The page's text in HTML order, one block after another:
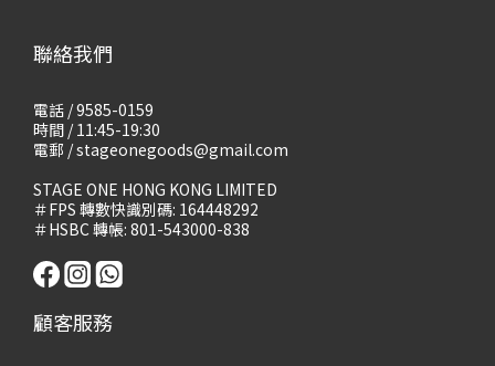
聯絡我們
電話 / 9585-0159
時間 / 11:45-19:30
電郵 / stageonegoods@gmail.com
STAGE ONE HONG KONG LIMITED
＃FPS 轉數快識別碼: 164448292
＃HSBC 轉帳: 801-543000-838
顧客服務